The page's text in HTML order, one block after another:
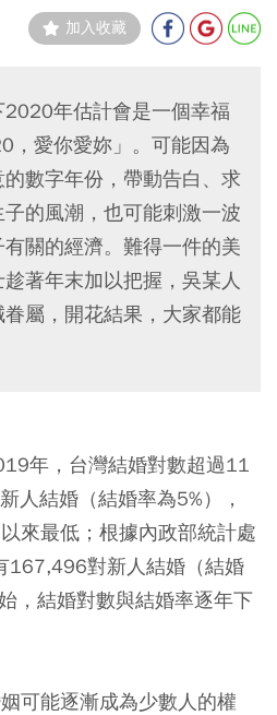
加入收藏
年估計會是一個幸福
，愛你愛妳」。可能因為
數字年份，帶動告白、求
的風潮，也可能刺激一波
關的經濟。難得一件的美
著年末加以把握，吳某人
屬，開花結果，大家都能
年，台灣結婚對數超過11
人結婚（結婚率為5%），
來最低；根據內政部統計處
167,496對新人結婚（結婚
，結婚對數與結婚率逐年下
可能逐漸成為少數人的權